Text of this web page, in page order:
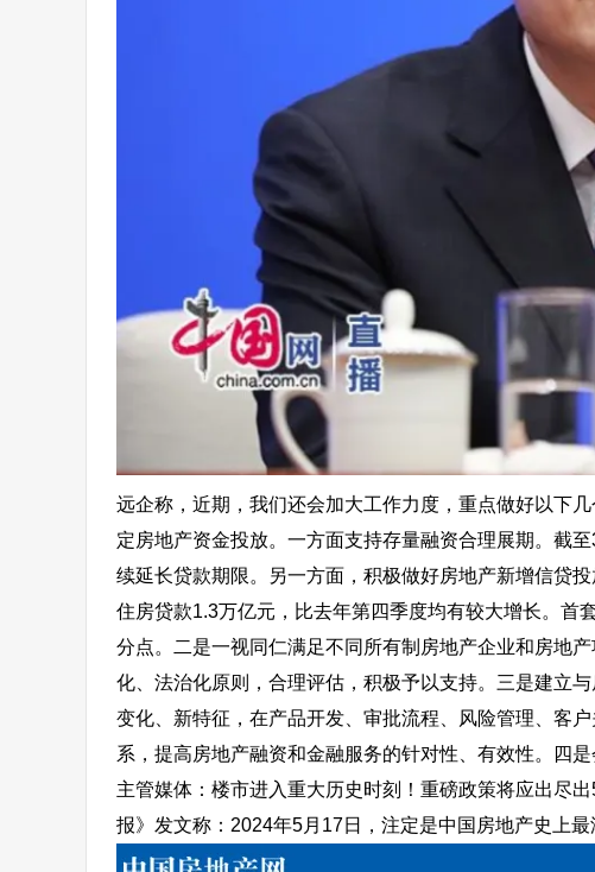
远企称，近期，我们还会加大工作力度，重点做好以下
定房地产资金投放。一方面支持存量融资合理展期 。截
续延长贷款期限。另一方面，积极做好房地产新增信贷
住房贷款1.3万亿元，比去年第四季度均有较大增长。首
分点。二是一视同仁满足不同所有制房地产企业和房地产
化、法治化原则，合理评估，积极予以支持。 三是建立
变化、新特征，在产品开发、审批流程、风险管理、客
系，提高房地产融资和金融服务的针对性、有效性。四
主管媒体：楼市进入重大历史时刻！重磅政策将应出尽
报》发文称：2024年5月17日，注定是中国房地产史上最